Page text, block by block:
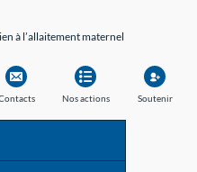
à l’allaitement maternel
Nos actions Soutenir